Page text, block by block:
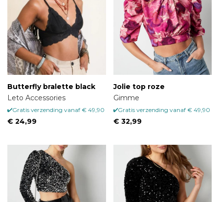
Butterfly bralette black
Leto Accessories
Gratis verzending vanaf € 49,90
€ 24,99
Jolie top roze
Gimme
Gratis verzending vanaf € 49,90
€ 32,99